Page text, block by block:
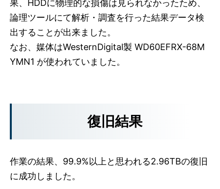
果、HDDに物理的な損傷は見られなかったため、
論理ツールにて解析・調査を行った結果データ検
出することが出来ました。
なお、媒体はWesternDigital製 WD60EFRX-68M
YMN1 が使われていました。
復旧結果
作業の結果、99.9%以上と思われる2.96TBの復旧
に成功しました。